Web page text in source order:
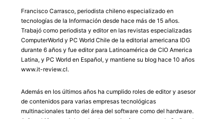
Francisco Carrasco, periodista chileno especializado en
tecnologías de la Información desde hace más de 15 años.
Trabajó como periodista y editor en las revistas especializadas
ComputerWorld y PC World Chile de la editorial americana IDG
durante 6 años y fue editor para Latinoamérica de CIO America
Latina, y PC World en Español, y mantiene su blog hace 10 años
www.it-review.cl.
Además en los últimos años ha cumplido roles de editor y asesor
de contenidos para varias empresas tecnológicas
multinacionales tanto del área del software como del hardware.